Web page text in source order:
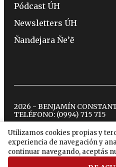
Utilizamos cookies propias y
experiencia de navegación y
continuar navegando, aceptás
Pódcast ÚH
Newsletters ÚH
Ñandejara Ñe’ẽ
2026 - BENJAMÍN
TELÉFONO: (0994) 715 715
twitterinstagram
facebook